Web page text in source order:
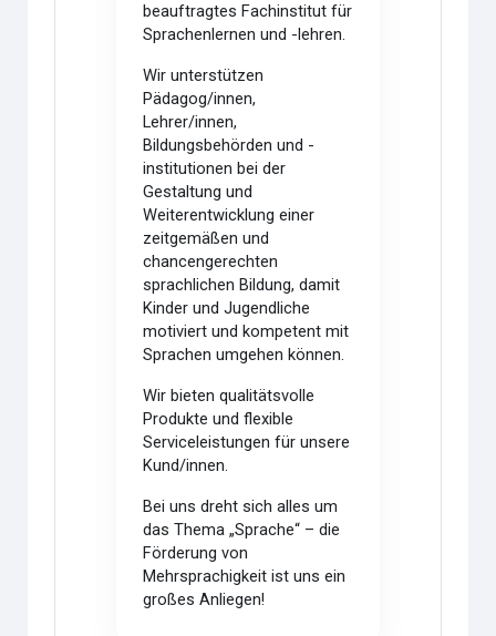
beauftragtes Fachinstitut für
Sprachenlernen und -lehren.
Wir unterstützen
Pädagog/innen,
Lehrer/innen,
Bildungsbehörden und -
institutionen bei der
Gestaltung und
Weiterentwicklung einer
zeitgemäßen und
chancengerechten
sprachlichen Bildung, damit
Kinder und Jugendliche
motiviert und kompetent mit
Sprachen umgehen können.
Wir bieten qualitätsvolle
Produkte und flexible
Serviceleistungen für unsere
Kund/innen.
Bei uns dreht sich alles um
das Thema „Sprache“ – die
Förderung von
Mehrsprachigkeit ist uns ein
großes Anliegen!